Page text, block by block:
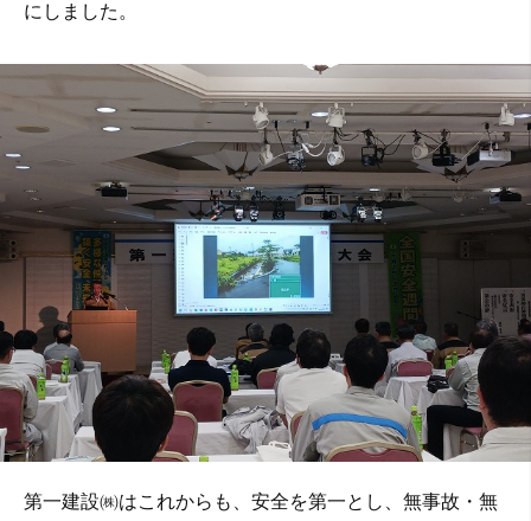
にしました。
第一建設㈱はこれからも、安全を第一とし、無事故・無